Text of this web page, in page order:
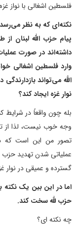
فلسطین اشغالی با نواز
نکته‌ای که به نظر
پیام حزب الله لبنان
داشته‌اند در صورت
وارد فلسطین اشغالی
الله می‌تواند
نوار غزه ایجاد کند؟
بله چون واقعاً در
وجه خوب نیست، لذا از
تصور من این است که
عملیاتی شدن تهدید حزب
گسترده و عمیقی در نوار
اما در این بین یک نکته
حزب لله سخت کند.
چه نکته ای؟